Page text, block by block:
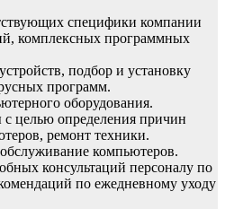
специфики компании
комплексных программных
подбор и установку
программ.
оборудования.
целью определения причин
ремонт техники.
компьютеров.
консультаций персоналу по
по ежедневному уходу